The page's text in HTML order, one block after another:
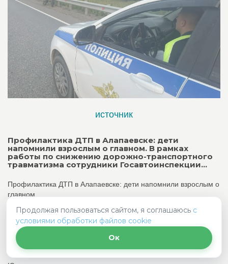
источник
Профилактика ДТП в Алапаевске: дети
напомнили взрослым о главном. В рамках
работы по снижению дорожно-транспортного
травматизма сотрудники Госавтоинспекции...
Профилактика ДТП в Алапаевске: дети напомнили взрослым о
главном.
В рамках работы по снижению дорожно-транспортного
травматизма сотрудники Госавтоинспекции совместно с
воспитанниками ДОУ № 10 организовали акцию «Письмо
водителю».
Продолжая пользоваться сайтом, я соглашаюсь с
условиями обработки файлов cookie
Ок